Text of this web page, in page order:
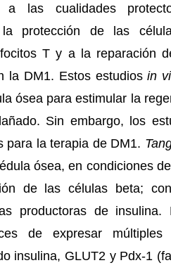
a las cualidades
la protección de las
T y a la reparación
la DM1. Estos estudiosin
ósea para estimular la
Sin embargo, los
para la terapia de DM1.
ósea, en condiciones
de las células beta;
productoras de
de expresar
insulina, GLUT2 y Pdx-1